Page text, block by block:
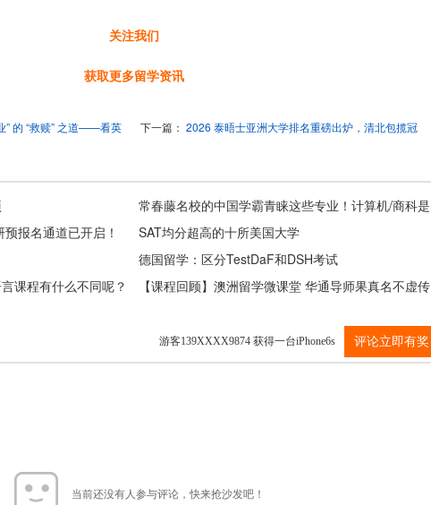
关注我们
获取更多留学资讯
” 的 “救赎” 之道——看英
下一篇：2026 泰晤士亚洲大学排名重磅出炉，清北包揽冠
常春藤名校的中国学霸青睐这些专业！计算机/商科是
主流吗？
报名通道已开启！
SAT均分超高的十所美国大学
德国留学：区分TestDaF和DSH考试
课程有什么不同呢？
【课程回顾】澳洲留学微课堂 华通导师果真名不虚传
游客139XXXX9874 获得一台iPhone6s 评论立即有奖
当前还没有人参与评论，快来抢沙发吧！